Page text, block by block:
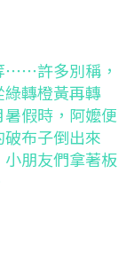
⋯⋯許多別稱，
轉橙黃再轉
假時，阿嬤便
布子倒出來
朋友們拿著板